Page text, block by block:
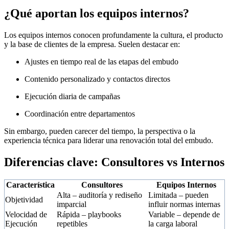
¿Qué aportan los equipos internos?
Los equipos internos conocen profundamente la cultura, el producto
y la base de clientes de la empresa. Suelen destacar en:
Ajustes en tiempo real de las etapas del embudo
Contenido personalizado y contactos directos
Ejecución diaria de campañas
Coordinación entre departamentos
Sin embargo, pueden carecer del tiempo, la perspectiva o la
experiencia técnica para liderar una renovación total del embudo.
Diferencias clave: Consultores vs Internos
Característica Consultores
Equipos Internos
Objetividad
Alta – auditoría y rediseño
imparcial
Limitada – pueden
influir normas internas
Velocidad de
Ejecución
Rápida – playbooks
repetibles
Variable – depende de
la carga laboral